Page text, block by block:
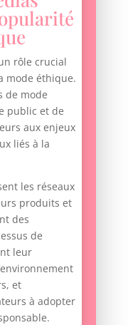
rôle crucial
mode éthique.
de mode
public et de
aux enjeux
liés à la
les réseaux
produits et
des
de
leur
et
à adopter